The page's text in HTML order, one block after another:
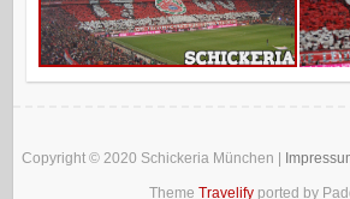
Copyright © 2020 Schickeria München
Theme Travelify ported by